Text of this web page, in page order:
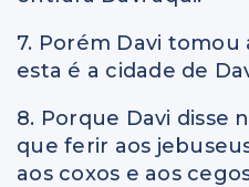
7. Porém Davi tomou
esta é a cidade de
8. Porque Davi disse
que ferir aos
aos coxos e aos